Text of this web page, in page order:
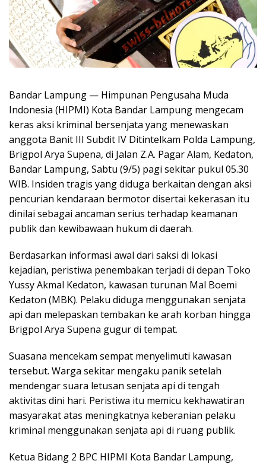
Bandar Lampung — Himpunan Pengusaha Muda
Indonesia (HIPMI) Kota Bandar Lampung mengecam
keras aksi kriminal bersenjata yang menewaskan
anggota Banit III Subdit IV Ditintelkam Polda Lampung,
Brigpol Arya Supena, di Jalan Z.A. Pagar Alam, Kedaton,
Bandar Lampung, Sabtu (9/5) pagi sekitar pukul 05.30
WIB. Insiden tragis yang diduga berkaitan dengan aksi
pencurian kendaraan bermotor disertai kekerasan itu
dinilai sebagai ancaman serius terhadap keamanan
publik dan kewibawaan hukum di daerah.
Berdasarkan informasi awal dari saksi di lokasi
kejadian, peristiwa penembakan terjadi di depan Toko
Yussy Akmal Kedaton, kawasan turunan Mal Boemi
Kedaton (MBK). Pelaku diduga menggunakan senjata
api dan melepaskan tembakan ke arah korban hingga
Brigpol Arya Supena gugur di tempat.
Suasana mencekam sempat menyelimuti kawasan
tersebut. Warga sekitar mengaku panik setelah
mendengar suara letusan senjata api di tengah
aktivitas dini hari. Peristiwa itu memicu kekhawatiran
masyarakat atas meningkatnya keberanian pelaku
kriminal menggunakan senjata api di ruang publik.
Ketua Bidang 2 BPC HIPMI Kota Bandar Lampung,